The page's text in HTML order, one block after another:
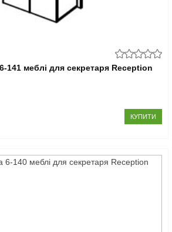
141 меблі для секретаря Reception
КУПИТИ